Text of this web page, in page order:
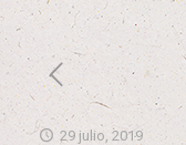
29 julio, 2019